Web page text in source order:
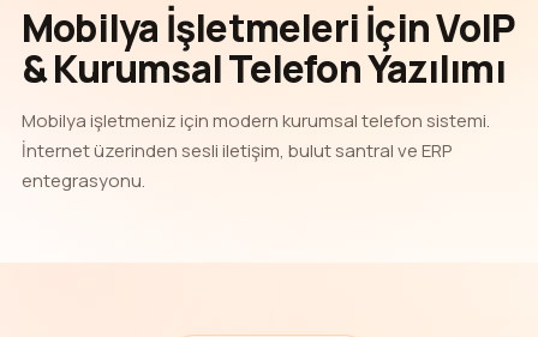
Mobilya İşletmeleri İçin VoIP
& Kurumsal Telefon Yazılımı
Mobilya işletmeniz için modern kurumsal telefon sistemi.
İnternet üzerinden sesli iletişim, bulut santral ve ERP
entegrasyonu.